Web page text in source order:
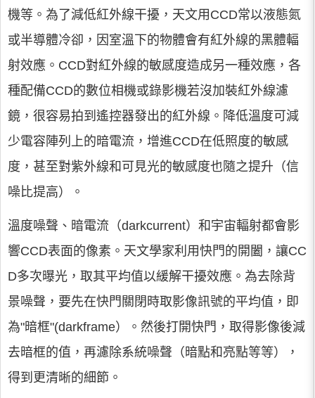
機等。為了減低紅外線干擾，天文用CCD常以液態氮
或半導體冷卻，因室溫下的物體會有紅外線的黑體輻
射效應。CCD對紅外線的敏感度造成另一種效應，各
種配備CCD的數位相機或錄影機若沒加裝紅外線濾
鏡，很容易拍到遙控器發出的紅外線。降低溫度可減
少電容陣列上的暗電流，增進CCD在低照度的敏感
度，甚至對紫外線和可見光的敏感度也隨之提升（信
噪比提高）。
溫度噪聲、暗電流（darkcurrent）和宇宙輻射都會影
響CCD表面的像素。天文學家利用快門的開闔，讓CC
D多次曝光，取其平均值以緩解干擾效應。為去除背
景噪聲，要先在快門關閉時取影像訊號的平均值，即
為"暗框"(darkframe）。然後打開快門，取得影像後減
去暗框的值，再濾除系統噪聲（暗點和亮點等等），
得到更清晰的細節。